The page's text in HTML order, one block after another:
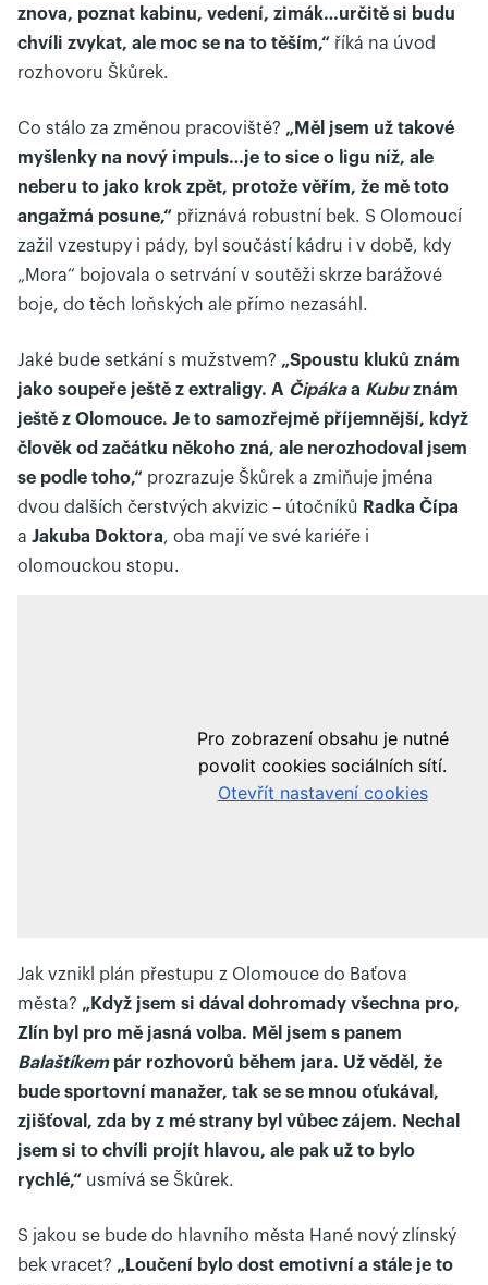
znova, poznat kabinu, vedení, zimák…určitě si budu
chvíli zvykat, ale moc se na to těším,“ říká na úvod
rozhovoru Škůrek.
Co stálo za změnou pracoviště? „Měl jsem už takové
myšlenky na nový impuls…je to sice o ligu níž, ale
neberu to jako krok zpět, protože věřím, že mě toto
angažmá posune,“ přiznává robustní bek. S Olomoucí
zažil vzestupy i pády, byl součástí kádru i v době, kdy
„Mora“ bojovala o setrvání v soutěži skrze barážové
boje, do těch loňských ale přímo nezasáhl.
Jaké bude setkání s mužstvem? „Spoustu kluků znám
jako soupeře ještě z extraligy. A Čipákaa Kubuznám
ještě z Olomouce. Je to samozřejmě příjemnější, když
člověk od začátku někoho zná, ale nerozhodoval jsem
se podle toho,“ prozrazuje Škůrek a zmiňuje jména
dvou dalších čerstvých akvizic – útočníků Radka Čípa
a Jakuba Doktora, oba mají ve své kariéře i
olomouckou stopu.
Jak vznikl plán přestupu z Olomouce do Baťova
města? „Když jsem si dával dohromady všechna pro,
Zlín byl pro mě jasná volba. Měl jsem s panem
Balaštíkempár rozhovorů během jara. Už věděl, že
bude sportovní manažer, tak se se mnou oťukával,
zjišťoval, zda by z mé strany byl vůbec zájem. Nechal
jsem si to chvíli projít hlavou, ale pak už to bylo
rychlé,“ usmívá se Škůrek.
S jakou se bude do hlavního města Hané nový zlínský
bek vracet? „Loučení bylo dost emotivní a stále je to